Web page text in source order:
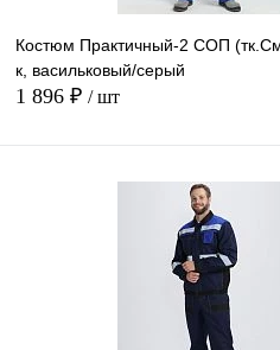
Костюм Практичный-2 СОП
к, васильковый/серый
1 896 ₽ / шт
Купить в
В избранное
наличии